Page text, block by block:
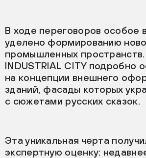
В ходе переговоров особое
уделено формированию
промышленных пространств.
INDUSTRIAL CITY подробно
на концепции внешнего
зданий, фасады которых
с сюжетами русских сказок.
Эта уникальная черта
экспертную оценку: